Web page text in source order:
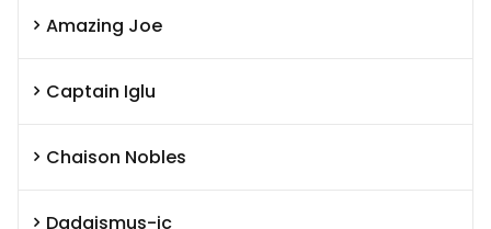
Amazing Joe
Captain Iglu
Chaison Nobles
Dadaismus-ic